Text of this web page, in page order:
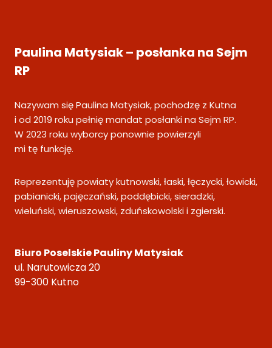
Paulina Matysiak – posłanka na Sejm
RP
Nazywam się Paulina Matysiak, pochodzę z Kutna
i od 2019 roku pełnię mandat posłanki na Sejm RP.
W 2023 roku wyborcy ponownie powierzyli
mi tę funkcję.
Reprezentuję powiaty kutnowski, łaski, łęczycki, łowicki,
pabianicki, pajęczański, poddębicki, sieradzki,
wieluński, wieruszowski, zduńskowolski i zgierski.
Biuro Poselskie Pauliny Matysiak
ul. Narutowicza 20
99-300 Kutno